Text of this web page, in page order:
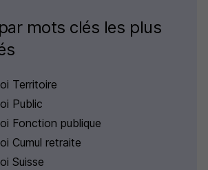
mots clés les plus
Territoire
Public
Fonction publique
Cumul retraite
Suisse